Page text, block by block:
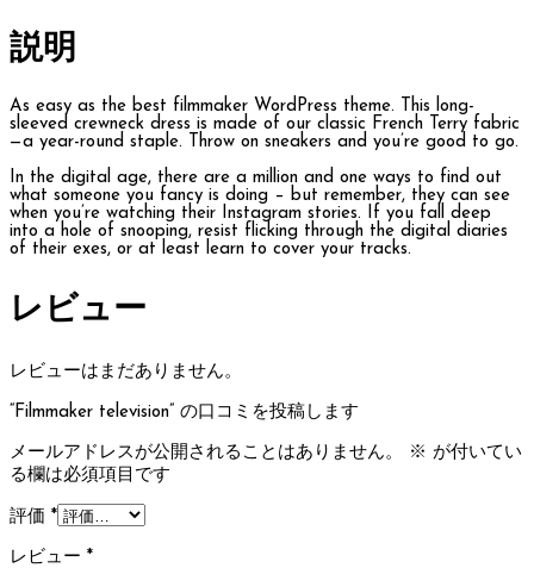
説明
As easy as the best filmmaker WordPress theme. This long-
sleeved crewneck dress is made of our classic French Terry fabric
—a year-round staple. Throw on sneakers and you’re good to go.
In the digital age, there are a million and one ways to find out
what someone you fancy is doing – but remember, they can see
when you’re watching their Instagram stories. If you fall deep
into a hole of snooping, resist flicking through the digital diaries
of their exes, or at least learn to cover your tracks.
レビュー
レビューはまだありません。
“Filmmaker television” の口コミを投稿します
メールアドレスが公開されることはありません。 ※ が付いてい
る欄は必須項目です
評価 *
レビュー *